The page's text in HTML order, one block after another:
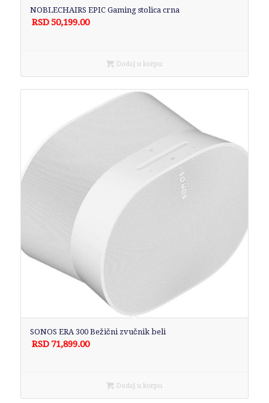
NOBLECHAIRS EPIC Gaming stolica crna
RSD50,199.00
Dodaj u korpu
SONOS ERA 300 Bežični zvučnik beli
RSD 71,899.00
Dodaj u korpu